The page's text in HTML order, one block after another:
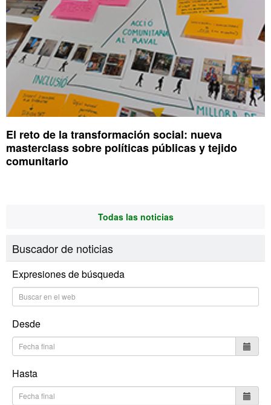
El reto de la transformación social: nueva
masterclass sobre políticas públicas y tejido
comunitario
Todas las noticias
Buscador de noticias
Expresiones de búsqueda
Desde
Hasta